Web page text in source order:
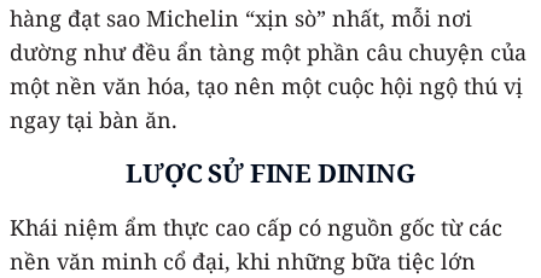
hàng đạt sao Michelin “xịn sò” nhất, mỗi nơi
dường như đều ẩn tàng một phần câu chuyện của
một nền văn hóa, tạo nên một cuộc hội ngộ thú vị
ngay tại bàn ăn.
LƯỢC SỬ FINE DINING
Khái niệm ẩm thực cao cấp có nguồn gốc từ các
nền văn minh cổ đại, khi những bữa tiệc lớn